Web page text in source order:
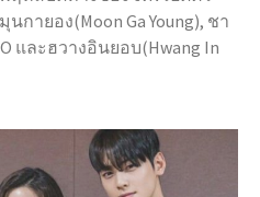
ายอง(Moon Ga Young), ชา
และฮวางอินยอบ(Hwang In